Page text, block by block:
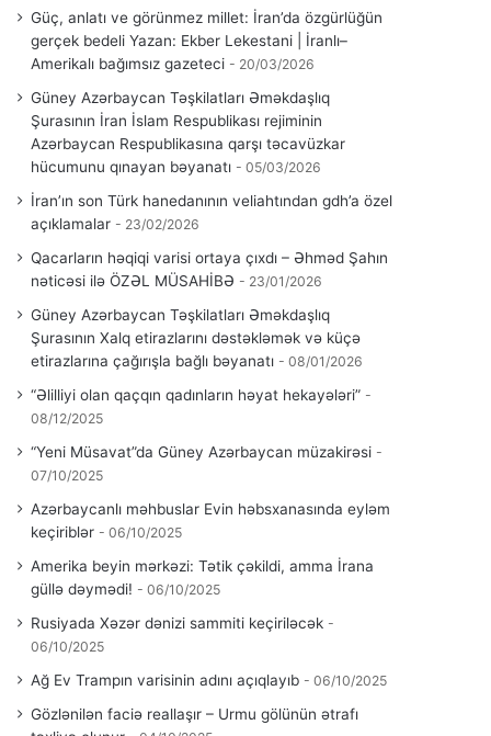
Güç, anlatı ve görünmez millet: İran’da özgürlüğün
gerçek bedeli Yazan: Ekber Lekestani | İranlı–
Amerikalı bağımsız gazeteci
20/03/2026
Güney Azərbaycan Təşkilatları Əməkdaşlıq
Şurasının İran İslam Respublikası rejiminin
Azərbaycan Respublikasına qarşı təcavüzkar
hücumunu qınayan bəyanatı
05/03/2026
İran’ın son Türk hanedanının veliahtından gdh’a özel
açıklamalar
23/02/2026
Qacarların həqiqi varisi ortaya çıxdı – Əhməd Şahın
nəticəsi ilə ÖZƏL MÜSAHİBƏ
23/01/2026
Güney Azərbaycan Təşkilatları Əməkdaşlıq
Şurasının Xalq etirazlarını dəstəkləmək və küçə
etirazlarına çağırışla bağlı bəyanatı
08/01/2026
“Əlilliyi olan qaçqın qadınların həyat hekayələri”
08/12/2025
“Yeni Müsavat”da Güney Azərbaycan müzakirəsi
07/10/2025
Azərbaycanlı məhbuslar Evin həbsxanasında eyləm
keçiriblər
06/10/2025
Amerika beyin mərkəzi: Tətik çəkildi, amma İrana
güllə dəymədi!
06/10/2025
Rusiyada Xəzər dənizi sammiti keçiriləcək
06/10/2025
Ağ Ev Trampın varisinin adını açıqlayıb 06/10/2025
Gözlənilən faciə reallaşır – Urmu gölünün ətrafı